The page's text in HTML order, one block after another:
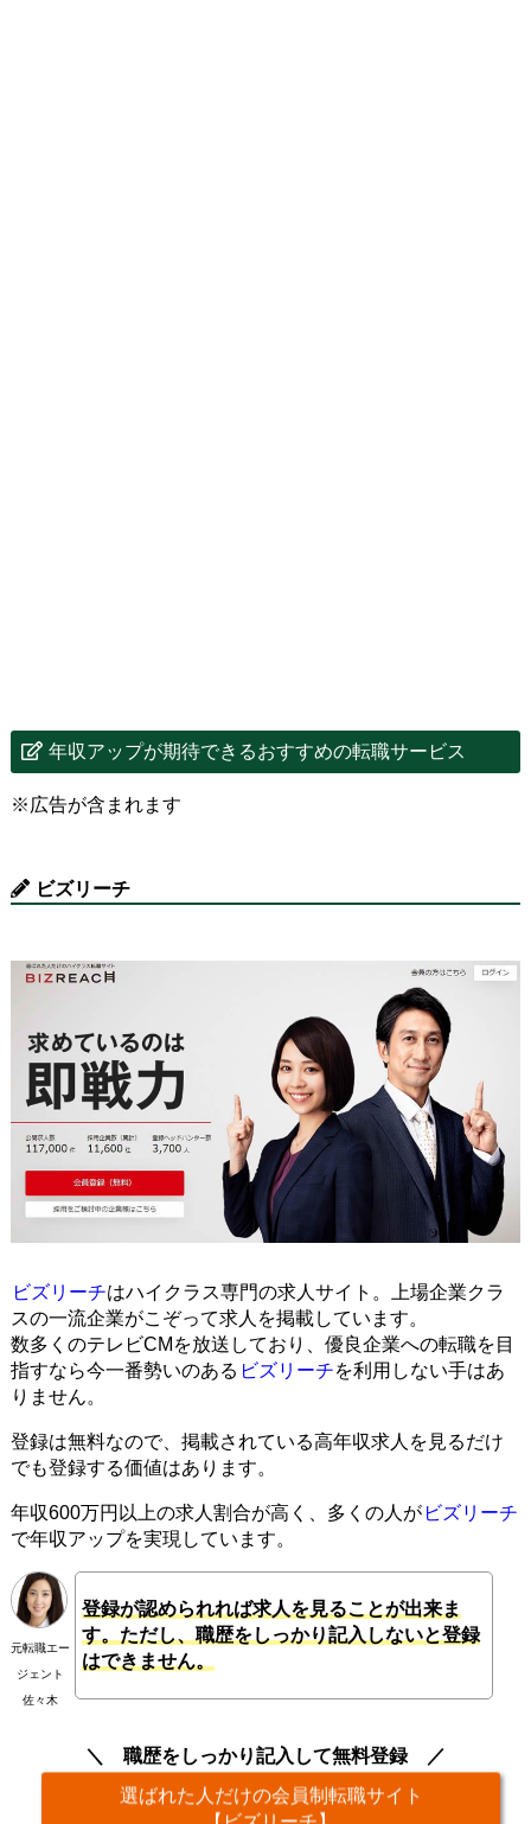
年収アップが期待できるおすすめの転職サービス
※広告が含まれます
ビズリーチ
ビズリーチはハイクラス専門の求人サイト。上場企業クラ
スの一流企業がこぞって求人を掲載しています。
数多くのテレビCMを放送しており、優良企業への転職を目
指すなら今一番勢いのある ビズリーチを利用しない手はあ
りません。
登録は無料なので、掲載されている高年収求人を見るだけ
でも登録する価値はあります。
年収600万円以上の求人割合が高く、多くの人が ビズリーチ
で年収アップを実現しています。
元転職エー
ジェント
佐々木
登録が認められれば求人を見ることが出来ま
す。ただし、職歴をしっかり記入しないと登録
はできません。
職歴をしっかり記入して無料登録
選ばれた人だけの会員制転職サイト